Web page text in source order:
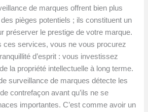
de marques offrent bien plus
pièges potentiels ; ils constituent un
préserver le prestige de votre marque.
ces services, vous ne vous procurez
d’esprit : vous investissez
la propriété intellectuelle à long terme.
surveillance de marques détecte les
contrefaçon avant qu’ils ne se
importantes. C’est comme avoir un